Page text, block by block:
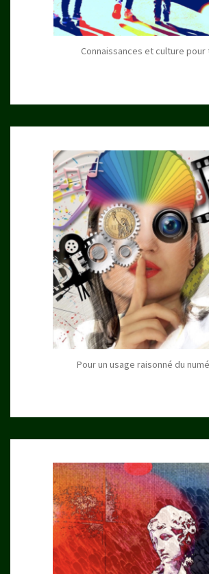
Connaissances et culture pour
Pour un usage raisonné du